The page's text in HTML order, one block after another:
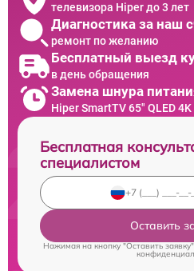
телевизора Hiper до 3 лет
Диагностика за наш
ремонт по желанию
Бесплатный выезд
в день обращения
Замена шнура
Hiper SmartTV 65" QLED
Бесплатная
специалистом
Оставить
Нажимая на кнопку "Оставить